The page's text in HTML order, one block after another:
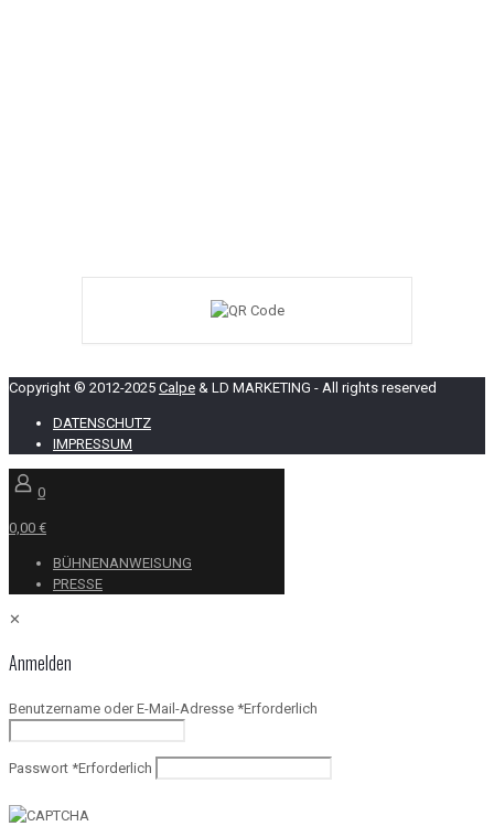
Copyright ® 2012-2025 Calpe & LD MARKETING - All rights reserved
DATENSCHUTZ
IMPRESSUM
0
0,00 €
BÜHNENANWEISUNG
PRESSE
✕
Anmelden
Benutzername oder E-Mail-Adresse *Erforderlich
Passwort *Erforderlich